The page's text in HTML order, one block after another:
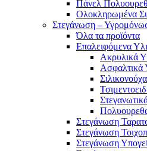
Πάνελ
Ολοκληρωμένα
Στεγάνωση –
Όλα τα προϊόντα
Επαλειφόμενα
Ακρυλικά
Ασφαλτικά
Στεγάνωση
Στεγάνωση
Στεγάνωση